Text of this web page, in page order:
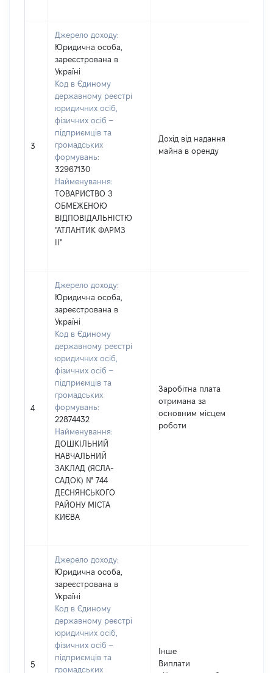
3
Джерело доходу:
Юридична особа,
зареєстрована в
Україні
Код в Єдиному
державному реєстрі
юридичних осіб,
фізичних осіб –
підприємців та
громадських
формувань:
32967130
Найменування:
ТОВАРИСТВО З
ОБМЕЖЕНОЮ
ВІДПОВІДАЛЬНІСТЮ
"АТЛАНТИК ФАРМЗ
ІІ"
Дохід від надання
майна в оренду
4
Джерело доходу:
Юридична особа,
зареєстрована в
Україні
Код в Єдиному
державному реєстрі
юридичних осіб,
фізичних осіб –
підприємців та
громадських
формувань:
22874432
Найменування:
ДОШКІЛЬНИЙ
НАВЧАЛЬНИЙ
ЗАКЛАД (ЯСЛА-
САДОК) № 744
ДЕСНЯНСЬКОГО
РАЙОНУ МІСТА
КИЄВА
Заробітна плата
отримана за
основним місцем
роботи
5
Джерело доходу:
Юридична особа,
зареєстрована в
Україні
Код в Єдиному
державному реєстрі
юридичних осіб,
фізичних осіб –
підприємців та
громадських
Інше
Виплати